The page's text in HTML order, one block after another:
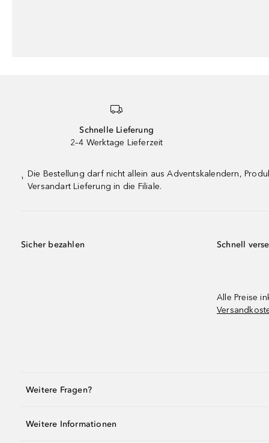
Schnelle Lieferung
2–4 Werktage Lieferzeit
¹
Die Bestellung darf nicht allein aus Adventskalendern,
Versandart Lieferung in die Filiale.
Sicher bezahlen Schnell
Alle Preise
Weitere Fragen?
Weitere Informationen